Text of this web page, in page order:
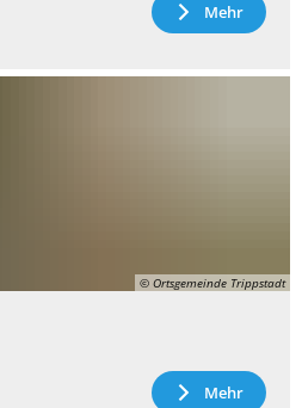
Mehr
© Ortsgemeinde Trippstadt
Mehr